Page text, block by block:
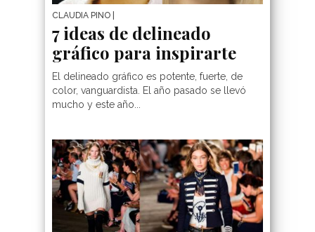
CLAUDIA PINO
7 ideas de delineado
gráfico para inspirarte
El delineado gráfico es potente, fuerte, de
color, vanguardista. El año pasado se llevó
mucho y este año...